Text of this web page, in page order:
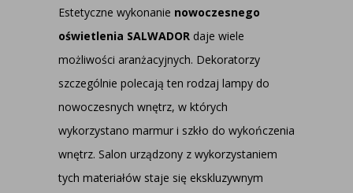
Estetyczne wykonanie nowoczesnego
oświetlenia SALWADOR daje wiele
możliwości aranżacyjnych. Dekoratorzy
szczególnie polecają ten rodzaj lampy do
nowoczesnych wnętrz, w których
wykorzystano marmur i szkło do wykończenia
wnętrz. Salon urządzony z wykorzystaniem
tych materiałów staje się ekskluzywnym